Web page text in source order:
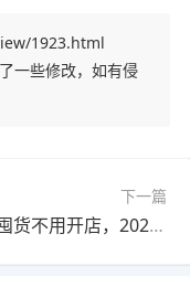
1923.html
一些修改，如有侵
下一篇
不用囤货不用开店，2026手机返利副业怎么做？小白零基础教程